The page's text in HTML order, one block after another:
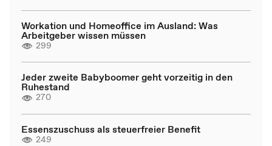
Workation und Homeoffice im Ausland: Was
Arbeitgeber wissen müssen
299
Jeder zweite Babyboomer geht vorzeitig in den
Ruhestand
270
Essenszuschuss als steuerfreier Benefit
249